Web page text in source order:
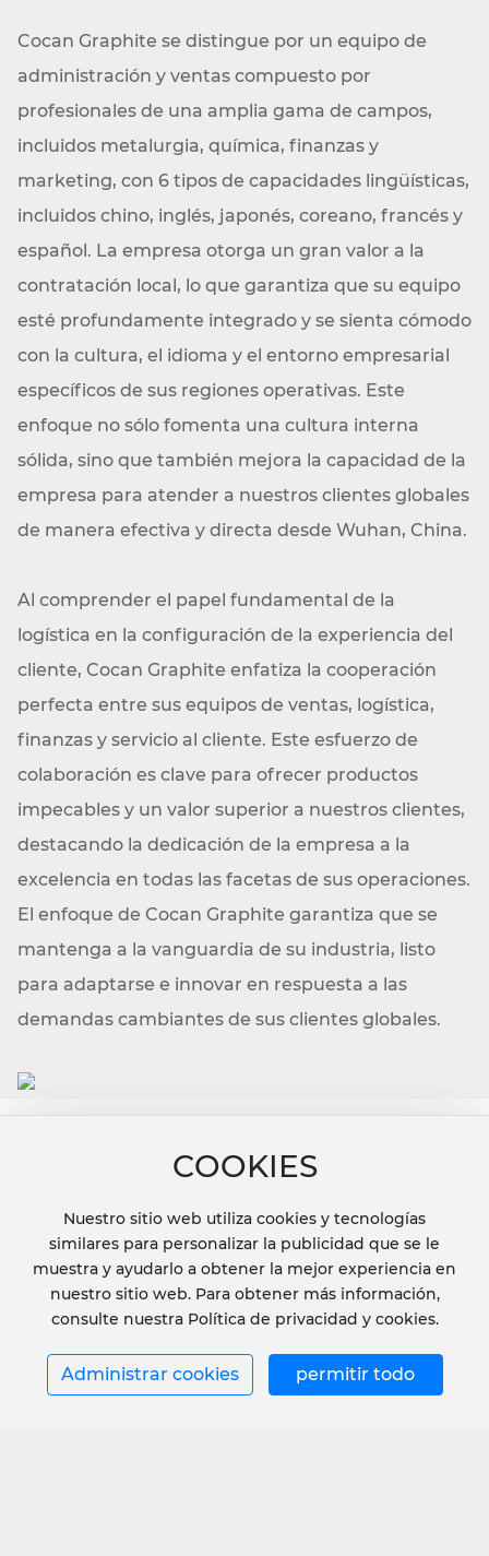
Cocan Graphite se distingue por un equipo de
administración y ventas compuesto por
profesionales de una amplia gama de campos,
incluidos metalurgia, química, finanzas y
marketing, con 6 tipos de capacidades lingüísticas,
incluidos chino, inglés, japonés, coreano, francés y
español. La empresa otorga un gran valor a la
contratación local, lo que garantiza que su equipo
esté profundamente integrado y se sienta cómodo
con la cultura, el idioma y el entorno empresarial
específicos de sus regiones operativas. Este
enfoque no sólo fomenta una cultura interna
sólida, sino que también mejora la capacidad de la
empresa para atender a nuestros clientes globales
de manera efectiva y directa desde Wuhan, China.
Al comprender el papel fundamental de la
logística en la configuración de la experiencia del
cliente, Cocan Graphite enfatiza la cooperación
perfecta entre sus equipos de ventas, logística,
finanzas y servicio al cliente. Este esfuerzo de
colaboración es clave para ofrecer productos
impecables y un valor superior a nuestros clientes,
destacando la dedicación de la empresa a la
excelencia en todas las facetas de sus operaciones.
El enfoque de Cocan Graphite garantiza que se
mantenga a la vanguardia de su industria, listo
para adaptarse e innovar en respuesta a las
demandas cambiantes de sus clientes globales.
Teléfono: 86-27-8265-3636
COOKIES
Nuestro sitio web utiliza cookies y tecnologías
similares para personalizar la publicidad que se le
muestra y ayudarlo a obtener la mejor experiencia en
nuestro sitio web. Para obtener más información,
consulte nuestra Política de privacidad y cookies.
Administrar cookies permitir todo